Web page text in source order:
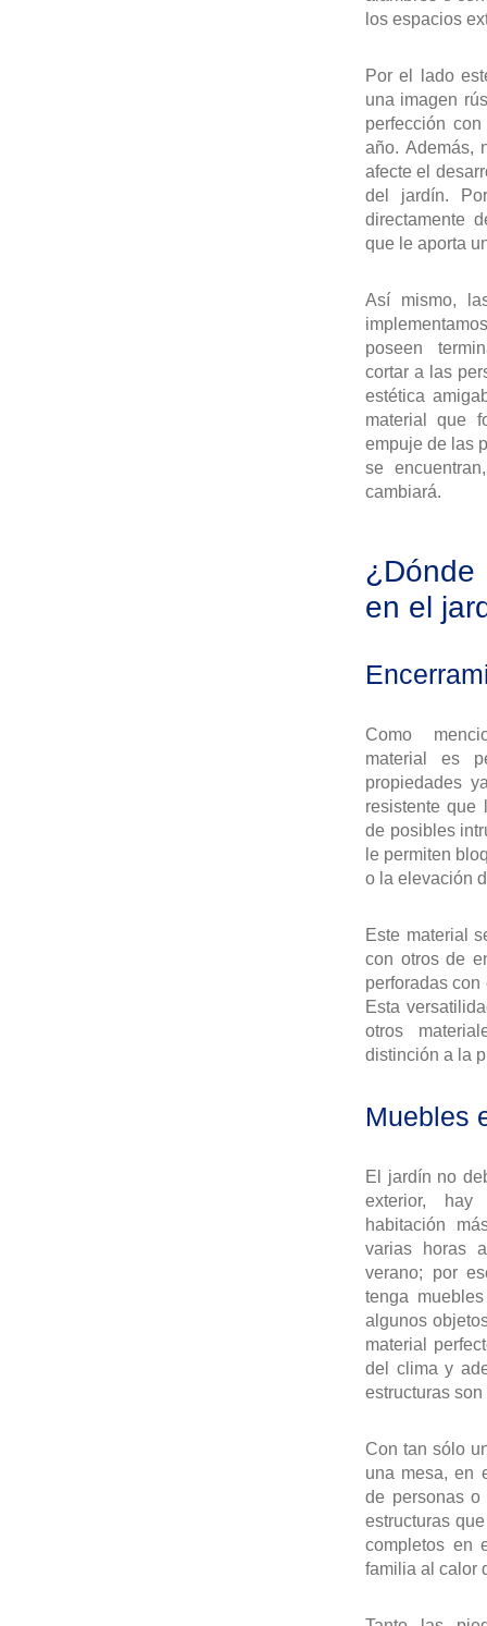
los espacios
Por el lado
una imagen
perfección
año. Además,
afecte el
del jardín.
directamente
que le aporta
Así mismo,
poseen
cortar a las
estética
material que
empuje de las
se
cambiará.
en el
Como
material es
propiedades
resistente que
de posibles
le permiten
o la elevación
Este material
con otros de
perforadas
Esta
otros
distinción a la
Muebles
El jardín no
exterior,
habitación
varias horas
verano; por
tenga
algunos
material
del clima y
estructuras
Con tan sólo
una mesa, en
de personas o
estructuras
completos en
familia al calor